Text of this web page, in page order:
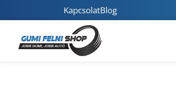
KapcsolatBlog